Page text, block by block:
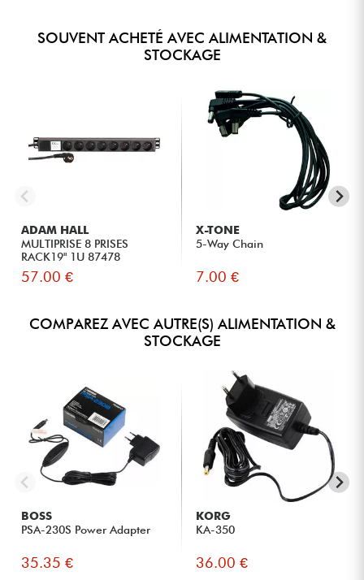
SOUVENT ACHETÉ AVEC ALIMENTATION &
STOCKAGE
ADAM HALL
MULTIPRISE 8 PRISES
RACK19" 1U 87478
57.00 €
X-TONE
5-Way Chain
7.00 €
COMPAREZ AVEC AUTRE(S) ALIMENTATION &
STOCKAGE
BOSS
PSA-230S Power Adapter
35.35 €
KORG
KA-350
36.00 €